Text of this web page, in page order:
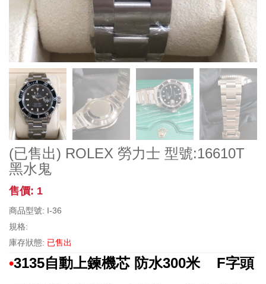
(已售出) ROLEX 勞力士 型號:16610T
黑水鬼
售價: 1
商品型號: I-36
規格:
庫存狀態: 已售出
•3135自動上鍊機芯 防水300米 F字頭